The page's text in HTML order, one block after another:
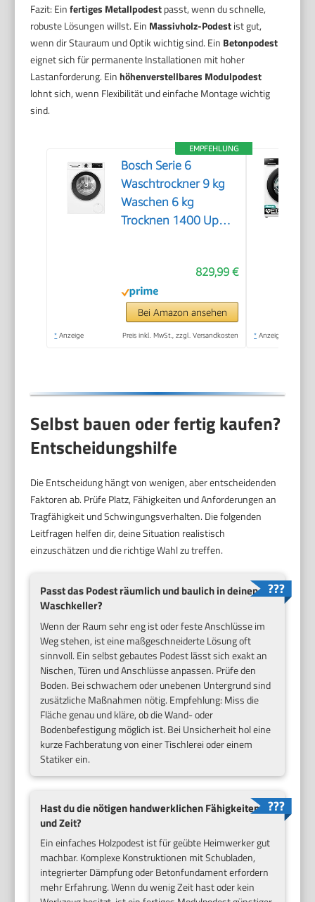
Fazit: Einfertiges Metallpodestpasst, wenn du schnelle,
robuste Lösungen willst. Ein Massivholz-Podestist gut,
wenn dir Stauraum und Optik wichtig sind. Ein Betonpodest
eignet sich für permanente Installationen mit hoher
Lastanforderung. Einhöhenverstellbares Modulpodest
lohnt sich, wenn Flexibilität und einfache Montage wichtig
sind.
EMPFEHLUNG
Bosch Serie 6
Waschtrockner 9 kg
Waschen 6 kg
Trocknen 1400 UpM
829,99 €
Bei Amazon ansehen
* Anzeige Preis inkl. MwSt., zzgl. Versandkosten * Anzeige
Selbst bauen oder fertig kaufen?
Entscheidungshilfe
Die Entscheidung hängt von wenigen, aber entscheidenden
Faktoren ab. Prüfe Platz, Fähigkeiten und Anforderungen an
Tragfähigkeit und Schwingungsverhalten. Die folgenden
Leitfragen helfen dir, deine Situation realistisch
einzuschätzen und die richtige Wahl zu treffen.
Passt das Podest räumlich und baulich in deinen
Waschkeller?
Wenn der Raum sehr eng ist oder feste Anschlüsse im
Weg stehen, ist eine maßgeschneiderte Lösung oft
sinnvoll. Ein selbst gebautes Podest lässt sich exakt an
Nischen, Türen und Anschlüsse anpassen. Prüfe den
Boden. Bei schwachem oder unebenen Untergrund sind
zusätzliche Maßnahmen nötig. Empfehlung: Miss die
Fläche genau und kläre, ob die Wand- oder
Bodenbefestigung möglich ist. Bei Unsicherheit hol eine
kurze Fachberatung von einer Tischlerei oder einem
Statiker ein.
Hast du die nötigen handwerklichen Fähigkeiten
und Zeit?
Ein einfaches Holzpodest ist für geübte Heimwerker gut
machbar. Komplexe Konstruktionen mit Schubladen,
integrierter Dämpfung oder Betonfundament erfordern
mehr Erfahrung. Wenn du wenig Zeit hast oder kein